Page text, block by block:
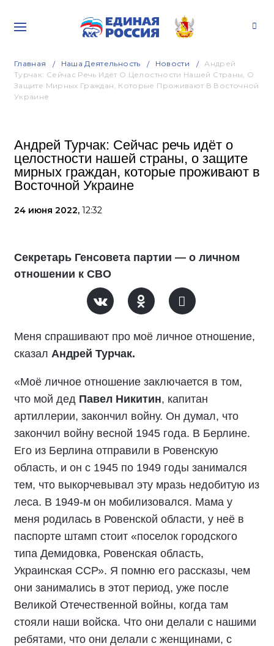
Главная Наша Деятельность Новости
Андрей
Турчак: Сейчас Речь Идёт О Целостности Нашей Страны, О
Защите Мирных Граждан, Которые Проживают В Восточной
Украине
Андрей Турчак: Сейчас речь идёт о
целостности нашей страны, о защите
мирных граждан, которые проживают в
Восточной Украине
24 июня 2022, 12:32
Секретарь Генсовета партии — о личном
отношении к СВО
Меня спрашивают про моё личное отношение,
сказал Андрей Турчак.
«Моё личное отношение заключается в том,
что мой дед Павел Никитин, капитан
артиллерии, закончил войну. Он думал, что
закончил войну весной 1945 года. В Берлине.
Его из Берлина отправили в Ровенскую
область, и он с 1945 по 1949 годы занимался
тем, что выкорчевывал эту мразь недобитую из
леса. В 1949-м он мобилизовался. Мама у
меня родилась в Ровенской области, у неё в
паспорте штамп стоит «поселок городского
типа Демидовка, Ровенская область,
Украинская ССР». Я помню его рассказы, чем
они занимались в этот период, уже после
Великой Отечественной войны, когда там
стояли наши войска. Что они делали с нашими
ребятами, что они делали с женщинами, с